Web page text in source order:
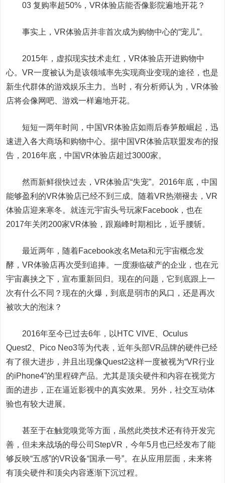
03 复购率超50%，VR体验店能否像影院遍地开花？
事实上，VR体验店并非首次成为购物中心的“宠儿”。
2015年，虚拟现实技术走红，VR体验店开进购物中
心。VR一度被认为是该领域率先实现商业变现的途径，也是
新生代群体的游戏娱乐主力。当时，有分析师认为，VR体验
店将会像网吧、游戏一样遍地开花。
短短一两年时间，中国VR体验店如雨后春笋般崛起，迅
速进入各大商场和购物中心。据中国VR体验店联盟发布的报
告，2016年底，中国VR体验店超过3000家。
然而新鲜很快过去，VR体验店“失宠”。2016年底，中国
能够盈利的VR体验店已经不到三成。随着VR热潮褪去，VR
体验店迎来寒冬。就连元宇宙头号玩家Facebook，也在
2017年关闭200家VR体验，跟巅峰时期相比，近乎腰斩。
最近两年，随着Facebook改名Meta和元宇宙概念发
酵，VR体验店再次受到追捧。一度濒临破产的企业，也在元
宇宙裹挟之下，宣布重新回归。现在的问题，它到底跟上一
次有什么不同？现在的火爆，到底是弱市的风口，还是再次
被吹大的泡沫？
2016年至今已过去6年，以HTC VIVE、Oculus
Quest2、Pico Neo3等为代表，近年头部VR品牌的硬件已经
有了很大进步，并且出现像Quest2这样一度被视为“VR行业
的iPhone4”的里程碑产品。尤其是顶尖硬件和内容在视觉方
面的进步，正在逼近影视中的真实效果。另外，社交互动体
验也有较大进展。
甚至于在触觉嗅觉等方面，虽然此类技术还有待开发完
善，但未来战场的母公司StepVR，今年5月也已经发布了能
够反映“五感”的VR设备“国承一号”。在从应用层面，未来将
有顶尖硬件和顶尖内容逐渐下沉过程。